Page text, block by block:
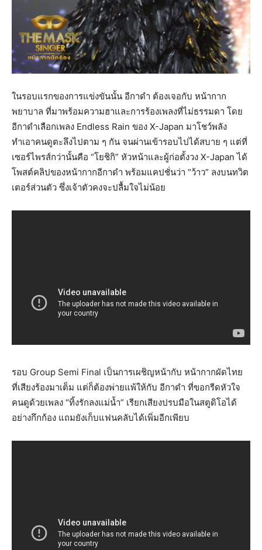
ในรอบแรกของการแข่งขันนั้น อีกาดำ ต้องเจอกับ หน้ากาก
พยาบาล ที่มาพร้อมความฮาและการร้องเพลงที่ไม่ธรรมดา โดย
อีกาดำเลือกเพลง Endless Rain ของ X-Japan มาโชว์พลัง
ทำเอาคนดูตะลึงไปตาม ๆ กัน จนผ่านเข้ารอบไปได้สบาย ๆ แต่ที่
เซอร์ไพรส์กว่านั้นคือ “โยชิกิ” หัวหน้าและผู้ก่อตั้งวง X-Japan ได้
โพสต์คลิปของหน้ากากอีกาดำ พร้อมแคปชั่นว่า “ว้าว” ลงบนทวิต
เตอร์ส่วนตัว ซึ่งเจ้าตัวคงจะปลื้มใจไม่น้อย
รอบ Group Semi Final เป็นการเผชิญหน้ากับ หน้ากากผัดไทย
ที่เสียงร้องมาเต็ม แต่ก็ต้องพ่ายแพ้ให้กับ อีกาดำ ที่ขอกรีดหัวใจ
คนดูด้วยเพลง “ทิ้งรักลงแม่น้ำ” เรียกเสียงปรบมือในสตูดิโอได้
อย่างกึกก้อง แถมยังเก็บแฟนคลับได้เพิ่มอีกเพียบ